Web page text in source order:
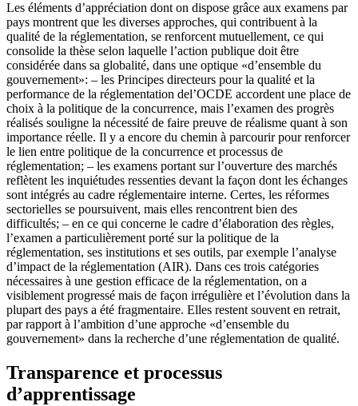
Les éléments d’appréciation dont on dispose grâce aux examens par
pays montrent que les diverses approches, qui contribuent à la
qualité de la réglementation, se renforcent mutuellement, ce qui
consolide la thèse selon laquelle l’action publique doit être
considérée dans sa globalité, dans une optique «d’ensemble du
gouvernement»: – les Principes directeurs pour la qualité et la
performance de la réglementation del’OCDE accordent une place de
choix à la politique de la concurrence, mais l’examen des progrès
réalisés souligne la nécessité de faire preuve de réalisme quant à son
importance réelle. Il y a encore du chemin à parcourir pour renforcer
le lien entre politique de la concurrence et processus de
réglementation; – les examens portant sur l’ouverture des marchés
reflètent les inquiétudes ressenties devant la façon dont les échanges
sont intégrés au cadre réglementaire interne. Certes, les réformes
sectorielles se poursuivent, mais elles rencontrent bien des
difficultés; – en ce qui concerne le cadre d’élaboration des règles,
l’examen a particulièrement porté sur la politique de la
réglementation, ses institutions et ses outils, par exemple l’analyse
d’impact de la réglementation (AIR). Dans ces trois catégories
nécessaires à une gestion efficace de la réglementation, on a
visiblement progressé mais de façon irrégulière et l’évolution dans la
plupart des pays a été fragmentaire. Elles restent souvent en retrait,
par rapport à l’ambition d’une approche «d’ensemble du
gouvernement» dans la recherche d’une réglementation de qualité.
Transparence et processus
d’apprentissage